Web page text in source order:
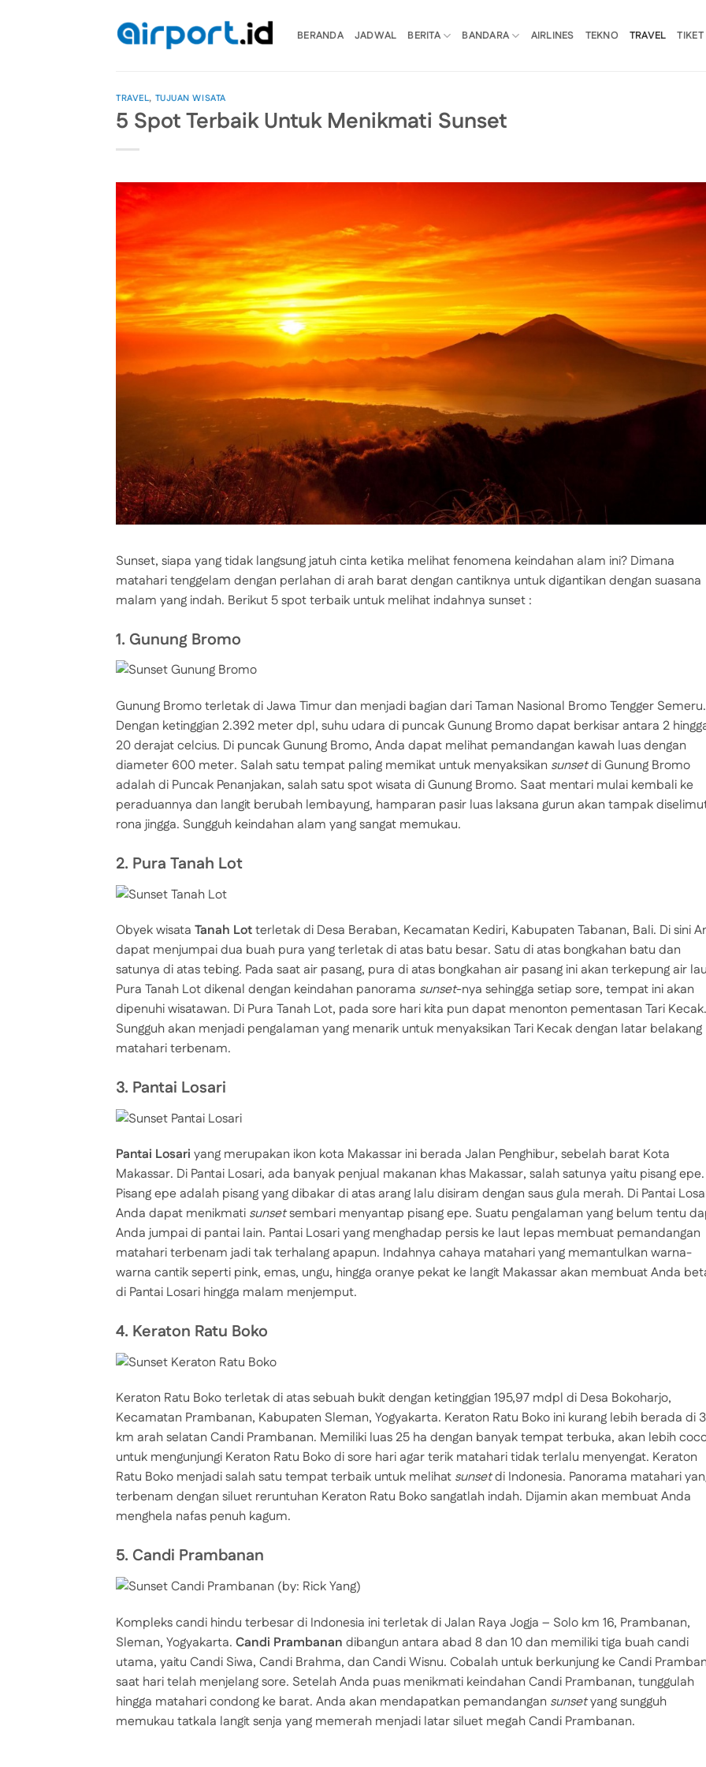
BERANDA JADWAL BERITA BANDARA AIRLINES TEKNO TRAVEL TIKET
TRAVEL, TUJUAN WISATA
5 Spot Terbaik Untuk Menikmati Sunset
Sunset, siapa yang tidak langsung jatuh cinta ketika melihat fenomena keindahan alam ini? Dimana
matahari tenggelam dengan perlahan di arah barat dengan cantiknya untuk digantikan dengan suasana
malam yang indah. Berikut 5 spot terbaik untuk melihat indahnya sunset :
1. Gunung Bromo
Gunung Bromo terletak di Jawa Timur dan menjadi bagian dari Taman Nasional Bromo Tengger Semeru.
Dengan ketinggian 2.392 meter dpl, suhu udara di puncak Gunung Bromo dapat berkisar antara 2
20 derajat celcius. Di puncak Gunung Bromo, Anda dapat melihat pemandangan kawah luas dengan
diameter 600 meter. Salah satu tempat paling memikat untuk menyaksikan sunsetdi Gunung Bromo
adalah di Puncak Penanjakan, salah satu spot wisata di Gunung Bromo. Saat mentari mulai kembali ke
peraduannya dan langit berubah lembayung, hamparan pasir luas laksana gurun akan tampak
rona jingga. Sungguh keindahan alam yang sangat memukau.
2. Pura Tanah Lot
Obyek wisata Tanah Lotterletak di Desa Beraban, Kecamatan Kediri, Kabupaten Tabanan, Bali. Di sini
dapat menjumpai dua buah pura yang terletak di atas batu besar. Satu di atas bongkahan batu dan
satunya di atas tebing. Pada saat air pasang, pura di atas bongkahan air pasang ini akan terkepung air
Pura Tanah Lot dikenal dengan keindahan panorama sunset-nya sehingga setiap sore, tempat ini akan
dipenuhi wisatawan. Di Pura Tanah Lot, pada sore hari kita pun dapat menonton pementasan Tari Kecak.
Sungguh akan menjadi pengalaman yang menarik untuk menyaksikan Tari Kecak dengan latar belakang
matahari terbenam.
3. Pantai Losari
Pantai Losari yang merupakan ikon kota Makassar ini berada Jalan Penghibur, sebelah barat Kota
Makassar. Di Pantai Losari, ada banyak penjual makanan khas Makassar, salah satunya yaitu pisang epe.
Pisang epe adalah pisang yang dibakar di atas arang lalu disiram dengan saus gula merah. Di Pantai
Anda dapat menikmati sunsetsembari menyantap pisang epe. Suatu pengalaman yang belum tentu
Anda jumpai di pantai lain. Pantai Losari yang menghadap persis ke laut lepas membuat pemandangan
matahari terbenam jadi tak terhalang apapun. Indahnya cahaya matahari yang memantulkan warna-
warna cantik seperti pink, emas, ungu, hingga oranye pekat ke langit Makassar akan membuat Anda
di Pantai Losari hingga malam menjemput.
4. Keraton Ratu Boko
Keraton Ratu Boko terletak di atas sebuah bukit dengan ketinggian 195,97 mdpl di Desa Bokoharjo,
Kecamatan Prambanan, Kabupaten Sleman, Yogyakarta. Keraton Ratu Boko ini kurang lebih berada di 3
km arah selatan Candi Prambanan. Memiliki luas 25 ha dengan banyak tempat terbuka, akan lebih
untuk mengunjungi Keraton Ratu Boko di sore hari agar terik matahari tidak terlalu menyengat. Keraton
Ratu Boko menjadi salah satu tempat terbaik untuk melihat sunsetdi Indonesia. Panorama matahari
terbenam dengan siluet reruntuhan Keraton Ratu Boko sangatlah indah. Dijamin akan membuat Anda
menghela nafas penuh kagum.
5. Candi Prambanan
Kompleks candi hindu terbesar di Indonesia ini terletak di Jalan Raya Jogja – Solo km 16, Prambanan,
Sleman, Yogyakarta. Candi Prambanan dibangun antara abad 8 dan 10 dan memiliki tiga buah candi
utama, yaitu Candi Siwa, Candi Brahma, dan Candi Wisnu. Cobalah untuk berkunjung ke Candi
saat hari telah menjelang sore. Setelah Anda puas menikmati keindahan Candi Prambanan, tunggulah
hingga matahari condong ke barat. Anda akan mendapatkan pemandangan sunsetyang sungguh
memukau tatkala langit senja yang memerah menjadi latar siluet megah Candi Prambanan.